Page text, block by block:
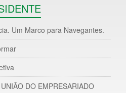
Um Marco para Navegantes.
DO EMPRESARIADO